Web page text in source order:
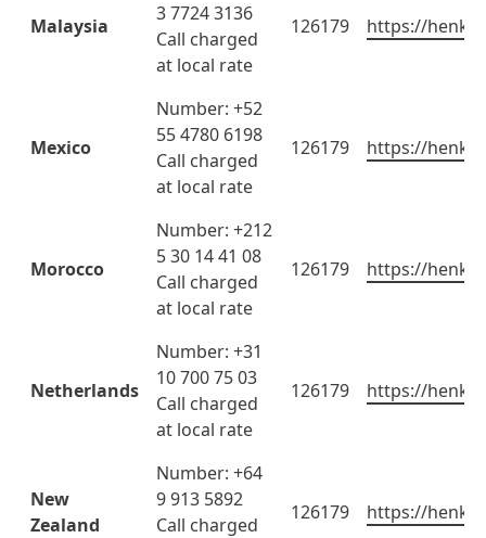
Malaysia
3 7724 3136
Call charged
at local rate
126179 https://
Mexico
Number: +52
55 4780 6198
Call charged
at local rate
126179 https://
Morocco
Number: +212
5 30 14 41 08
Call charged
at local rate
126179 https://
Netherlands
Number: +31
10 700 75 03
Call charged
at local rate
126179 https://
New
Zealand
Number: +64
9 913 5892
Call charged
126179 https://